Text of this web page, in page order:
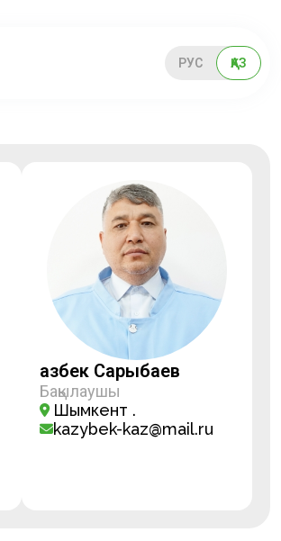
РУС ҚАЗ
Қазбек Сарыбаев
Бақылаушы
Шымкент қ.
kazybek-kaz@mail.ru